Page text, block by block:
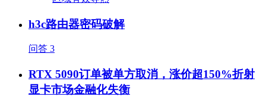
h3c路由器密码破解
问答 3
RTX 5090订单被单方取消，涨价超150%折射
显卡市场金融化失衡